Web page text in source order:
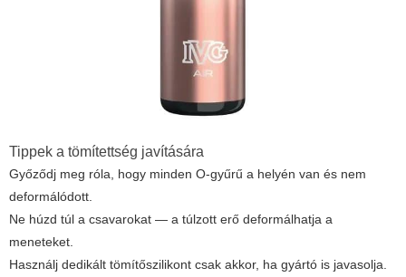
Tippek a tömítettség javítására
Győződj meg róla, hogy minden O-gyűrű a helyén van és nem
deformálódott.
Ne húzd túl a csavarokat — a túlzott erő deformálhatja a
meneteket.
Használj dedikált tömítőszilikont csak akkor, ha gyártó is javasolja.